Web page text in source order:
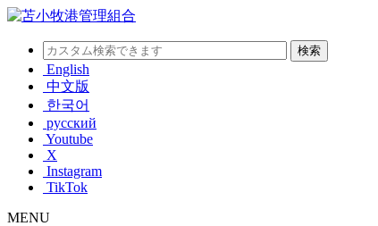
English
中文版
한국어
русский
Youtube
X
Instagram
TikTok
MENU